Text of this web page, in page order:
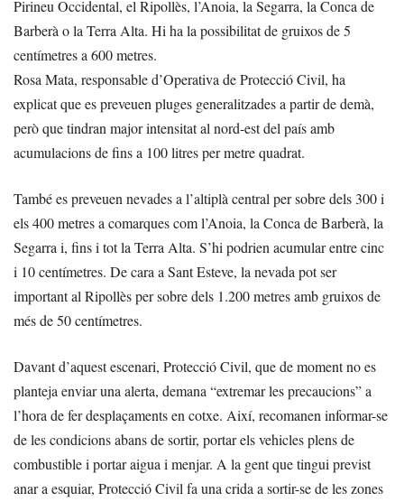
Pirineu Occidental, el Ripollès, l’Anoia, la Segarra, la Conca de
Barberà o la Terra Alta. Hi ha la possibilitat de gruixos de 5
centímetres a 600 metres.
Rosa Mata, responsable d’Operativa de Protecció Civil, ha
explicat que es preveuen pluges generalitzades a partir de demà,
però que tindran major intensitat al nord-est del país amb
acumulacions de fins a 100 litres per metre quadrat.
També es preveuen nevades a l’altiplà central per sobre dels 300 i
els 400 metres a comarques com l’Anoia, la Conca de Barberà, la
Segarra i, fins i tot la Terra Alta. S’hi podrien acumular entre cinc
i 10 centímetres. De cara a Sant Esteve, la nevada pot ser
important al Ripollès per sobre dels 1.200 metres amb gruixos de
més de 50 centímetres.
Davant d’aquest escenari, Protecció Civil, que de moment no es
planteja enviar una alerta, demana “extremar les precaucions” a
l’hora de fer desplaçaments en cotxe. Així, recomanen informar-se
de les condicions abans de sortir, portar els vehicles plens de
combustible i portar aigua i menjar. A la gent que tingui previst
anar a esquiar, Protecció Civil fa una crida a sortir-se de les zones